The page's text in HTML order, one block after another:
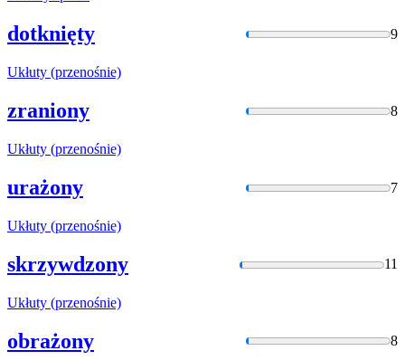
dotknięty 9
Ukłuty (przenośnie)
zraniony 8
Ukłuty (przenośnie)
urażony 7
Ukłuty (przenośnie)
skrzywdzony 11
Ukłuty (przenośnie)
obrażony 8